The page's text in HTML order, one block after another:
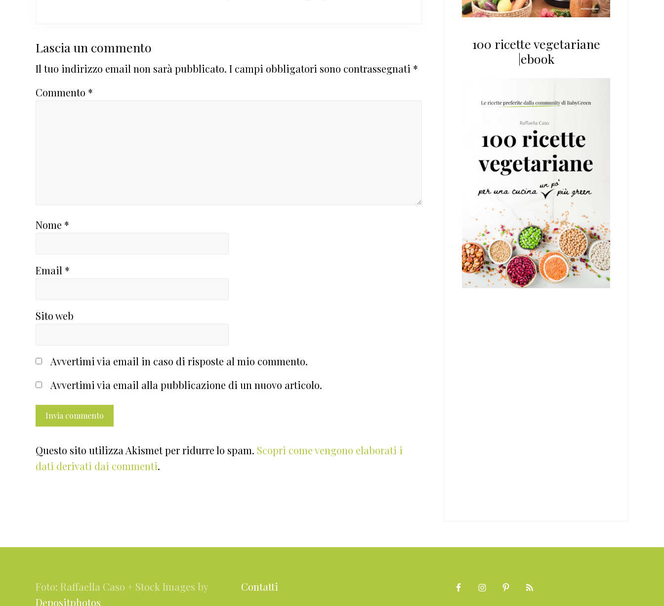
Interazioni
del
lettore
Lascia un commento
Il tuo indirizzo email non sarà pubblicato. I campi obbligatori sono contrassegnati *
Commento *
Nome *
Email *
Sito web
Avvertimi via email in caso di risposte al mio commento.
Avvertimi via email alla pubblicazione di un nuovo articolo.
Questo sito utilizza Akismet per ridurre lo spam. Scopri come vengono elaborati i
dati derivati dai commenti.
100 ricette vegetariane
|ebook
Foto: Raffaella Caso + Stock Images by
Depositphotos
Contatti